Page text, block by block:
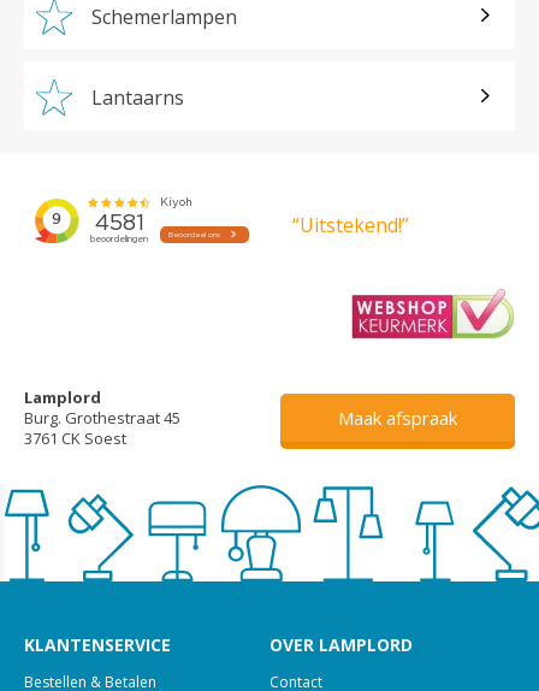
Schemerlampen
Lantaarns
“Uitstekend!”
Lamplord
Burg. Grothestraat 45
3761 CK Soest
Maak afspraak
KLANTENSERVICE
Bestellen & Betalen
OVER LAMPLORD
Contact